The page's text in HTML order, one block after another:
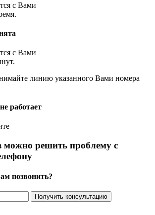
с Вами
с Вами
линию указанного Вами номера
работает
можно решить проблему с
позвонить?
Получить консультацию